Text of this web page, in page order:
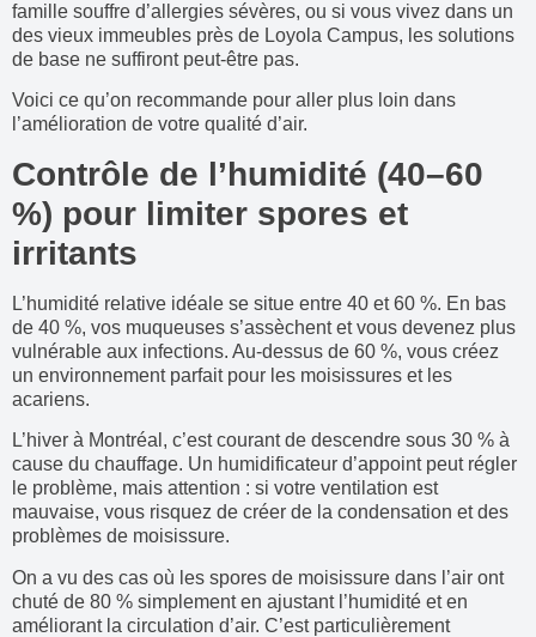
famille souffre d’allergies sévères, ou si vous vivez dans un
des vieux immeubles près de Loyola Campus, les solutions
de base ne suffiront peut-être pas.
Voici ce qu’on recommande pour aller plus loin dans
l’amélioration de votre qualité d’air.
Contrôle de l’humidité (40–60
%) pour limiter spores et
irritants
L’humidité relative idéale se situe entre 40 et 60 %. En bas
de 40 %, vos muqueuses s’assèchent et vous devenez plus
vulnérable aux infections. Au-dessus de 60 %, vous créez
un environnement parfait pour les moisissures et les
acariens.
L’hiver à Montréal, c’est courant de descendre sous 30 % à
cause du chauffage. Un humidificateur d’appoint peut régler
le problème, mais attention : si votre ventilation est
mauvaise, vous risquez de créer de la condensation et des
problèmes de moisissure.
On a vu des cas où les spores de moisissure dans l’air ont
chuté de 80 % simplement en ajustant l’humidité et en
améliorant la circulation d’air. C’est particulièrement